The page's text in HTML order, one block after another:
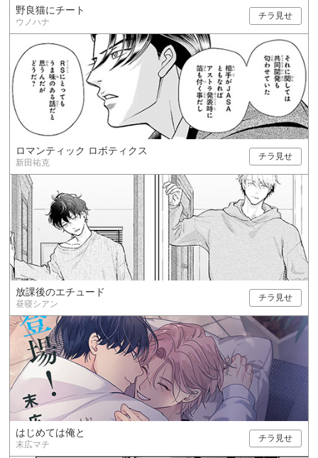
野良猫にチート
ウノハナ
チラ見せ
ロマンティック ロボティクス
新田祐克
チラ見せ
放課後のエチュード
昼寝シアン
チラ見せ
はじめては俺と
末広マチ
チラ見せ